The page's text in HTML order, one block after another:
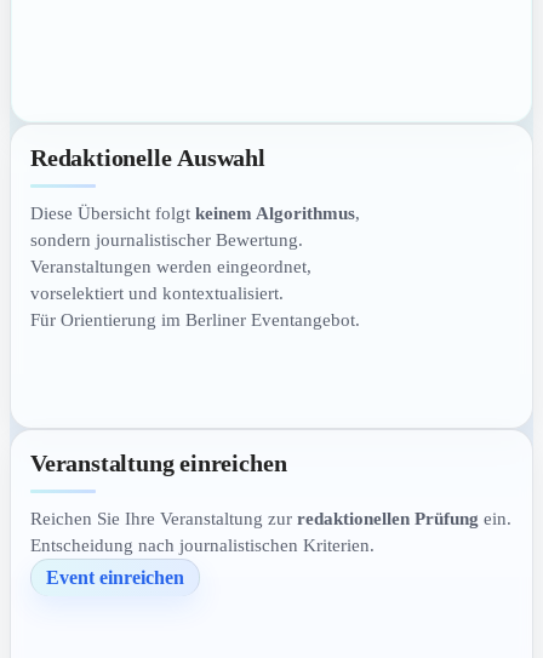
Redaktionelle Auswahl
Diese Übersicht folgt keinem Algorithmus,
sondern journalistischer Bewertung.
Veranstaltungen werden eingeordnet,
vorselektiert und kontextualisiert.
Für Orientierung im Berliner Eventangebot.
Veranstaltung einreichen
Reichen Sie Ihre Veranstaltung zur redaktionellen Prüfung ein.
Entscheidung nach journalistischen Kriterien.
Event einreichen